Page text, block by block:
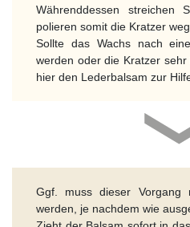
Währenddessen
polieren somit die Kratzer weg.
Sollte das Wachs nach
werden oder die Kratzer
hier den Lederbalsam zur
Ggf. muss dieser Vorgang
werden, je nachdem wie